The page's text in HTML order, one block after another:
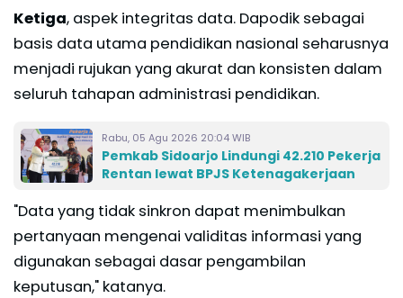
Ketiga, aspek integritas data. Dapodik sebagai
basis data utama pendidikan nasional seharusnya
menjadi rujukan yang akurat dan konsisten dalam
seluruh tahapan administrasi pendidikan.
Rabu, 05 Agu 2026 20:04 WIB
Pemkab Sidoarjo Lindungi 42.210 Pekerja
Rentan lewat BPJS Ketenagakerjaan
"Data yang tidak sinkron dapat menimbulkan
pertanyaan mengenai validitas informasi yang
digunakan sebagai dasar pengambilan
keputusan," katanya.